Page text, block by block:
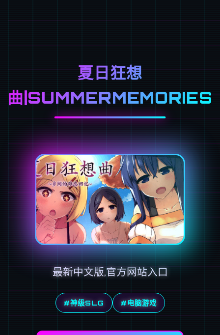
夏日狂想
曲|SUMMERMEMORIES
最新中文版,官方网站入口
#神级SLG #电脑游戏